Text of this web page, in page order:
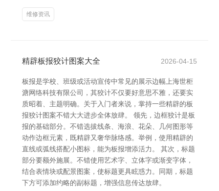
维修资讯
精辟板报狡计图案大全 2026-04-15
板报是学校、班级或活动宣传中常见的展示边幅上海世柜
溏网络科技有限公司，其狡计不仅要好意思不雅，还要实
质昭着、主题明确。关于入门者来说，掌持一些精辟的板
报狡计图案不错大大进步全体放肆。 领先，边框狡计是板
报的基础部分。不错选拔线条、海浪、花朵、几何图形等
动作边框元素，既精辟又奢华脉络感。举例，使用精辟的
直线或弧线搭配小图标，能为板报增添活力。 其次，标题
部分要额外施展。不错使用艺术字、立体字或渐变字体，
结合表情块或配景图案，使标题更具眩惑力。同期，标题
下方可添加约略的副标题，增强信息传达放肆。